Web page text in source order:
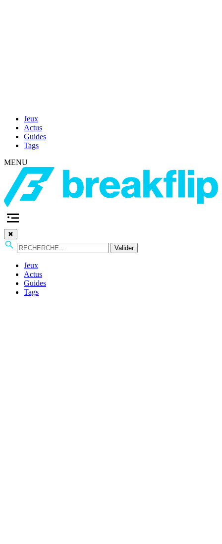
Jeux
Actus
Guides
Tags
MENU
✖
Valider
Jeux
Actus
Guides
Tags